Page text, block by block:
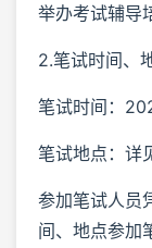
举办考试辅导
2.笔试时间、
笔试时间：
笔试地点：详
参加笔试人员
间、地点参加